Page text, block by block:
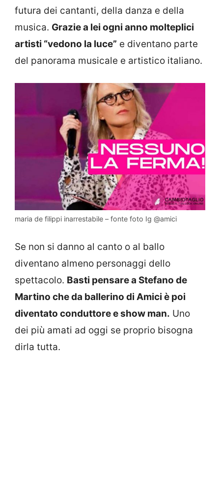
futura dei cantanti, della danza e della
musica. Grazie a lei ogni anno molteplici
artisti “vedono la luce” e diventano parte
del panorama musicale e artistico italiano.
maria de filippi inarrestabile – fonte foto Ig @amici
Se non si danno al canto o al ballo
diventano almeno personaggi dello
spettacolo. Basti pensare a Stefano de
Martino che da ballerino di Amici è poi
diventato conduttore e show man. Uno
dei più amati ad oggi se proprio bisogna
dirla tutta.